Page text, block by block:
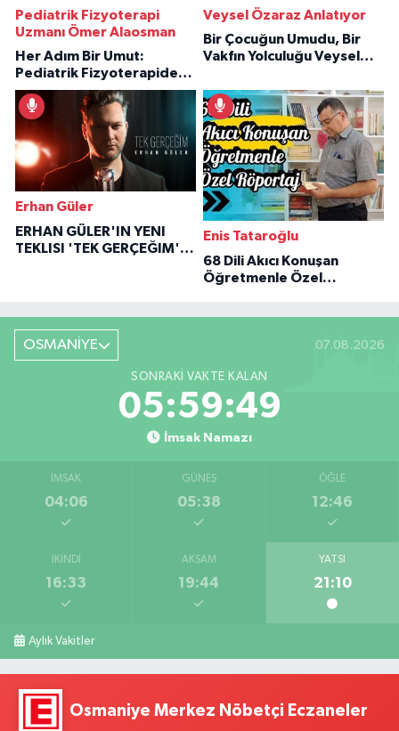
Pediatrik Fizyoterapi
Uzmanı Ömer Alaosman
Her Adım Bir Umut:
Pediatrik Fizyoterapiden
İlham Veren Hikâyeler
Veysel Özaraz Anlatıyor
Bir Çocuğun Umudu, Bir
Vakfın Yolculuğu Veysel
Erhan Güler
ERHAN GÜLER'IN YENI
TEKLISI 'TEK GERÇEĞIM'LE
Enis Tataroğlu
68 Dili Akıcı Konuşan
Öğretmenle Özel
OSMANİYE 07.08.2026
SONRAKI VAKTE KALAN
05:59:48
İmsak Namazı
İMSAK
04:06
GÜNEŞ
05:38
ÖĞLE
12:46
İKINDI
16:33
AKŞAM
19:44
YATSI
21:10
Aylık Vakitler
Osmaniye Merkez Nöbetçi Eczaneler